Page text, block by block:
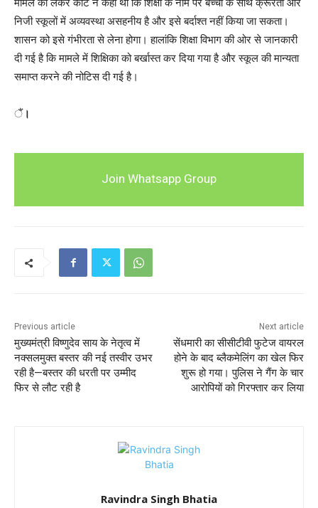
निजी स्कूलों में अव्यवस्था असहनीय है और इसे बर्दाश्त नहीं किया जा सकता।
शासन को इसे गंभीरता से लेना होगा। हालांकि शिक्षा विभाग की ओर से जानकारी
दी गई है कि मामले में शिक्षिका को बर्खास्त कर दिया गया है और स्कूल की मान्यता
समाप्त करने की नोटिस दी गई है।
ैं।
Join Whatsapp Group
Previous article
मुख्यमंत्री विष्णुदेव साय के नेतृत्व में
नक्सलमुक्त बस्तर की नई तस्वीर उभर
रही है—बस्तर की धरती पर उम्मीद
फिर से लौट रही है
Next article
सेंधमारी का सीसीटीवी फुटेज वायरल
होने के बाद ब्लैकमेलिंग का खेल फिर
शुरू हो गया। पुलिस ने गैंग के चार
आरोपियों को गिरफ्तार कर लिया
Ravindra Singh Bhatia